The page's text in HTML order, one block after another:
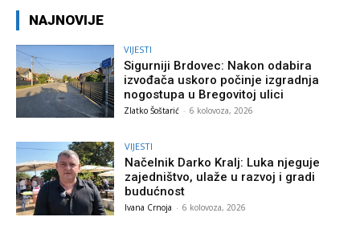
NAJNOVIJE
VIJESTI
Sigurniji Brdovec: Nakon odabira
izvođača uskoro počinje izgradnja
nogostupa u Bregovitoj ulici
Zlatko Šoštarić - 6 kolovoza, 2026
VIJESTI
Načelnik Darko Kralj: Luka njeguje
zajedništvo, ulaže u razvoj i gradi
budućnost
Ivana Crnoja - 6 kolovoza, 2026